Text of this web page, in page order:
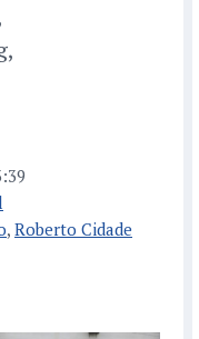
, Roberto Cidade